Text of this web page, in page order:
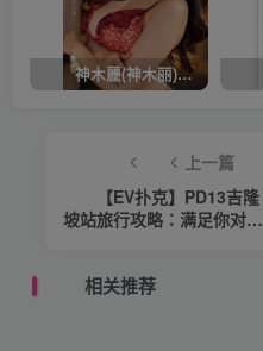
神木麗(神木丽)作品STARS-804发布！出道一周年，华丽布拉甲闪亮动人！【EV棋牌】
上一篇
【EV扑克】PD13吉隆
坡站旅行攻略：满足你对比
牌】相关推荐